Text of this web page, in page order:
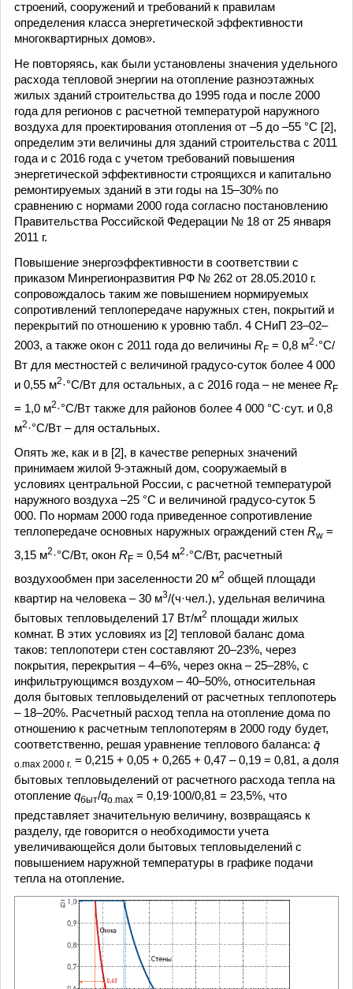
строений, сооружений и требований к правилам
определения класса энергетической эффективности
многоквартирных домов».
Не повторяясь, как были установлены значения удельного
расхода тепловой энергии на отопление разноэтажных
жилых зданий строительства до 1995 года и после 2000
года для регионов с расчетной температурой наружного
воздуха для проектирования отопления от –5 до –55 °C [2],
определим эти величины для зданий строительства с 2011
года и с 2016 года с учетом требований повышения
энергетической эффективности строящихся и капитально
ремонтируемых зданий в эти годы на 15–30% по
сравнению с нормами 2000 года согласно постановлению
Правительства Российской Федерации № 18 от 25 января
2011 г.
Повышение энергоэффективности в соответствии с
приказом Минрегионразвития РФ № 262 от 28.05.2010 г.
сопровождалось таким же повышением нормируемых
сопротивлений теплопередаче наружных стен, покрытий и
перекрытий по отношению к уровню табл. 4 СНиП 23–02–
2003, а также окон с 2011 года до величины RF = 0,8 м2·°C/
Вт для местностей с величиной градусо-суток более 4 000
и 0,55 м2·°C/Вт для остальных, а с 2016 года – не менее RF
= 1,0 м2·°C/Вт также для районов более 4 000 °C·сут. и 0,8
м2·°C/Вт – для остальных.
Опять же, как и в [2], в качестве реперных значений
принимаем жилой 9-этажный дом, сооружаемый в
условиях центральной России, с расчетной температурой
наружного воздуха –25 °C и величиной градусо-суток 5
000. По нормам 2000 года приведенное сопротивление
теплопередаче основных наружных ограждений стен Rw =
3,15 м2·°C/Вт, окон RF = 0,54 м2·°C/Вт, расчетный
воздухообмен при заселенности 20 м2 общей площади
квартир на человека – 30 м3/(ч·чел.), удельная величина
бытовых тепловыделений 17 Вт/м2 площади жилых
комнат. В этих условиях из [2] тепловой баланс дома
таков: теплопотери стен составляют 20–23%, через
покрытия, перекрытия – 4–6%, через окна – 25–28%, с
инфильтрующимся воздухом – 40–50%, относительная
доля бытовых тепловыделений от расчетных теплопотерь
– 18–20%. Расчетный расход тепла на отопление дома по
отношению к расчетным теплопотерям в 2000 году будет,
соответственно, решая уравнение теплового баланса:
о.max 2000 г. = 0,215 + 0,05 + 0,265 + 0,47 – 0,19 = 0,81, а доля
бытовых тепловыделений от расчетного расхода тепла на
отопление qбыт/qо.max = 0,19·100/0,81 = 23,5%, что
представляет значительную величину, возвращаясь к
разделу, где говорится о необходимости учета
увеличивающейся доли бытовых тепловыделений с
повышением наружной температуры в графике подачи
тепла на отопление.